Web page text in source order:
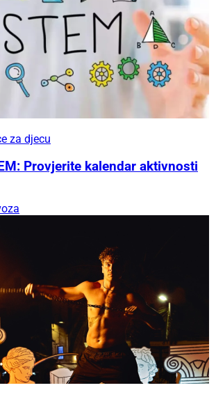
za djecu
Provjerite kalendar aktivnosti